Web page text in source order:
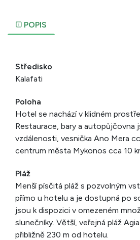
POPIS
Středisko
Kalafati
Poloha
Hotel se nachází v klidném
Restaurace, bary a autopůjčovna
vzdálenosti, vesnička Ano Mera
centrum města Mykonos cca 10
Pláž
Menší písčitá pláž s pozvolným
přímo u hotelu a je dostupná po
jsou k dispozici v omezeném
slunečníky. Větší, veřejná pláž
přibližně 230 m od hotelu.